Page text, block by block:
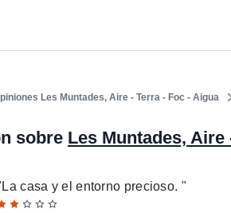
Les Muntades, Aire - Terra - Foc - Aigua
sobre Les Muntades, Aire
La casa y el entorno precioso. "